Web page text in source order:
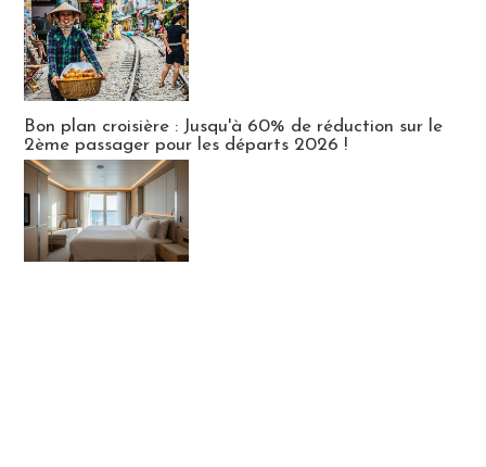
Bon plan croisière : Jusqu'à 60% de réduction sur le
2ème passager pour les départs 2026 !